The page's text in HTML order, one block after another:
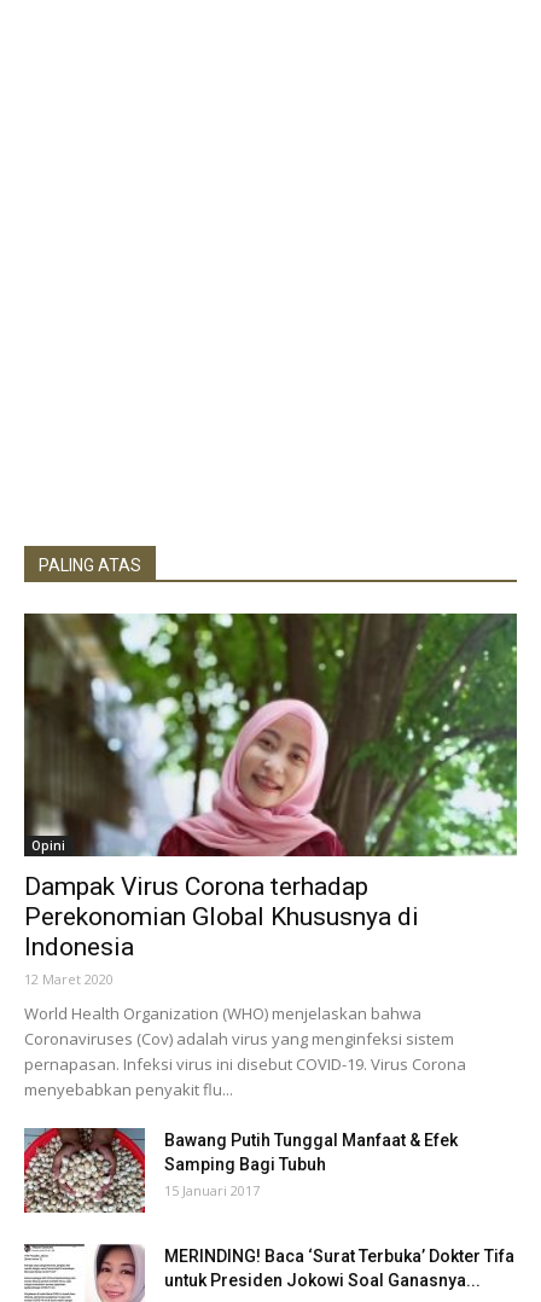
PALING ATAS
Opini
Dampak Virus Corona terhadap
Perekonomian Global Khususnya di
Indonesia
12 Maret 2020
World Health Organization (WHO) menjelaskan bahwa
Coronaviruses (Cov) adalah virus yang menginfeksi sistem
pernapasan. Infeksi virus ini disebut COVID-19. Virus Corona
menyebabkan penyakit flu...
Bawang Putih Tunggal Manfaat & Efek
Samping Bagi Tubuh
15 Januari 2017
MERINDING! Baca ‘Surat Terbuka’ Dokter Tifa
untuk Presiden Jokowi Soal Ganasnya...